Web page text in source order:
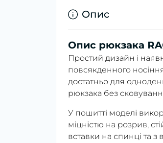
Опис
Опис рюкзака
Простий дизайн і
повсякденного
достатньо для
рюкзака без
У пошитті моделі
міцністю на розрив,
вставки на спинці та